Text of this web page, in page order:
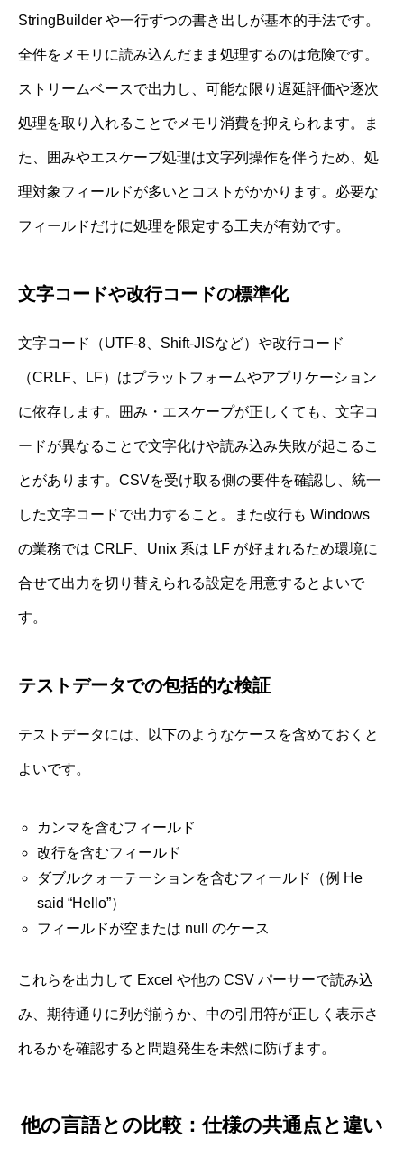
StringBuilder や一行ずつの書き出しが基本的手法です。
全件をメモリに読み込んだまま処理するのは危険です。
ストリームベースで出力し、可能な限り遅延評価や逐次
処理を取り入れることでメモリ消費を抑えられます。ま
た、囲みやエスケープ処理は文字列操作を伴うため、処
理対象フィールドが多いとコストがかかります。必要な
フィールドだけに処理を限定する工夫が有効です。
文字コードや改行コードの標準化
文字コード（UTF-8、Shift-JISなど）や改行コード
（CRLF、LF）はプラットフォームやアプリケーション
に依存します。囲み・エスケープが正しくても、文字コ
ードが異なることで文字化けや読み込み失敗が起こるこ
とがあります。CSVを受け取る側の要件を確認し、統一
した文字コードで出力すること。また改行も Windows
の業務では CRLF、Unix 系は LF が好まれるため環境に
合せて出力を切り替えられる設定を用意するとよいで
す。
テストデータでの包括的な検証
テストデータには、以下のようなケースを含めておくと
よいです。
カンマを含むフィールド
改行を含むフィールド
ダブルクォーテーションを含むフィールド（例 He
said “Hello”）
フィールドが空または null のケース
これらを出力して Excel や他の CSV パーサーで読み込
み、期待通りに列が揃うか、中の引用符が正しく表示さ
れるかを確認すると問題発生を未然に防げます。
他の言語との比較：仕様の共通点と違い